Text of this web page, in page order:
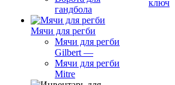
гандбола
Мячи для регби
Мячи для регби
Gilbert —
Мячи для регби
Mitre
ключ